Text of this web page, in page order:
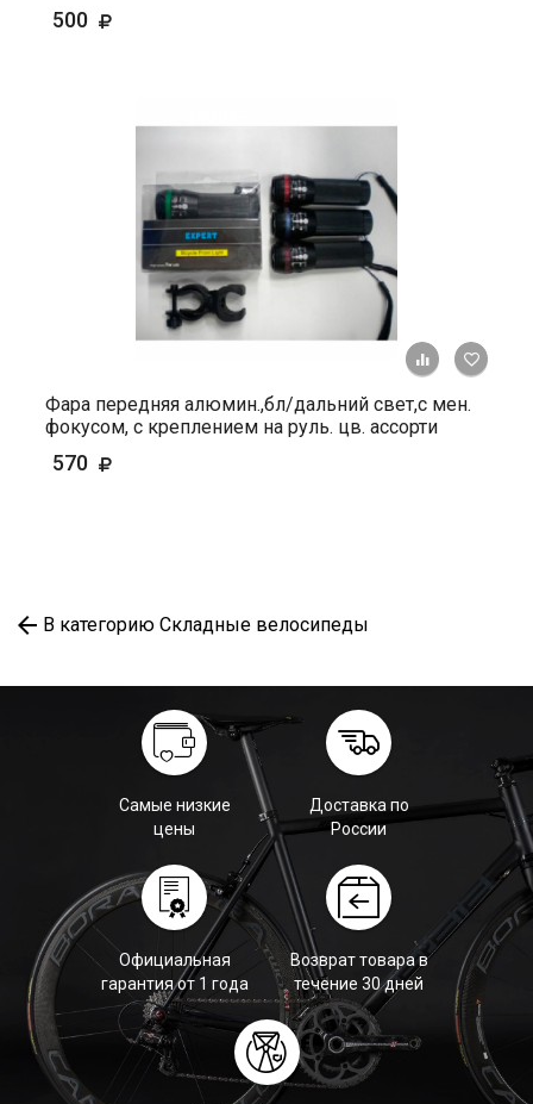
500
+ К
Фара передняя алюмин.,бл/дальний свет,с мен.
фокусом, с креплением на руль. цв. ассорти
570
В категорию Складные велосипеды
Самые низкие
цены
Доставка по
России
Официальная
гарантия от 1 года
Возврат товара в
течение 30 дней